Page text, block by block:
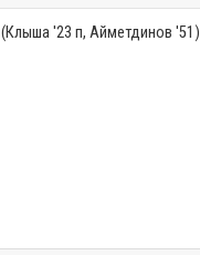
(Клыша '23 п, Айметдинов '51)